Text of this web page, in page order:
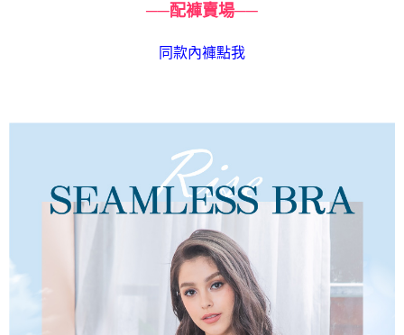
──配褲賣場──
同款內褲點我